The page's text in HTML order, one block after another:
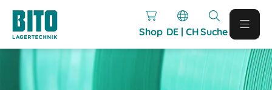
Shop DE | CHSuche